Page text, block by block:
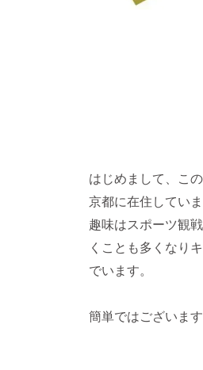
はじめまして、こ
京都に在住していま
趣味はスポーツ観
くことも多くなり
でいます。
簡単ではございま